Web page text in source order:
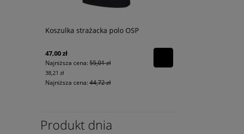
Koszulka strażacka polo OSP
47,00 zł
Najniższa cena: 55,01 zł
38,21 zł
Najniższa cena: 44,72 zł
Produkt dnia